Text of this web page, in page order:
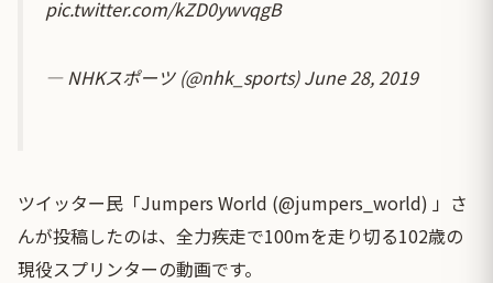
pic.twitter.com/kZD0ywvqgB
— NHKスポーツ (@nhk_sports)June 28, 2019
ツイッター民「Jumpers World (@jumpers_world) 」さ
んが投稿したのは、全力疾走で100mを走り切る102歳の
現役スプリンターの動画です。